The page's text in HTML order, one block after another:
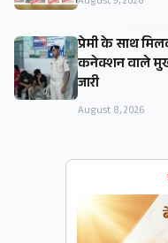
प्रेमी के साथ
कनेक्शन वाले
जारी
August 8, 2026